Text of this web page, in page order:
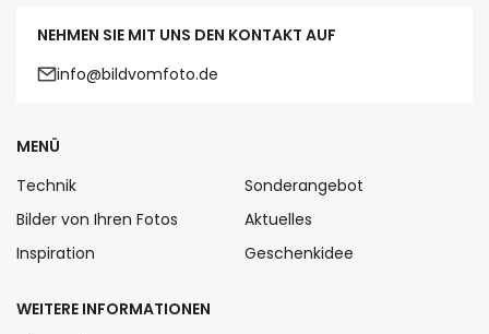
NEHMEN SIE MIT UNS DEN KONTAKT AUF
info@bildvomfoto.de
MENÜ
Technik
Bilder von Ihren Fotos
Inspiration
Sonderangebot
Aktuelles
Geschenkidee
WEITERE INFORMATIONEN